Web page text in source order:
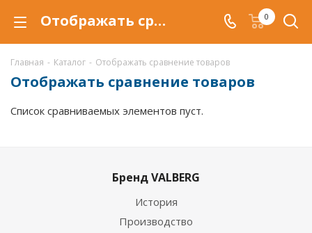
Отображать сравнение товаров 0
Главная - Каталог - Отображать сравнение товаров
Отображать сравнение товаров
Список сравниваемых элементов пуст.
Бренд VALBERG
История
Производство